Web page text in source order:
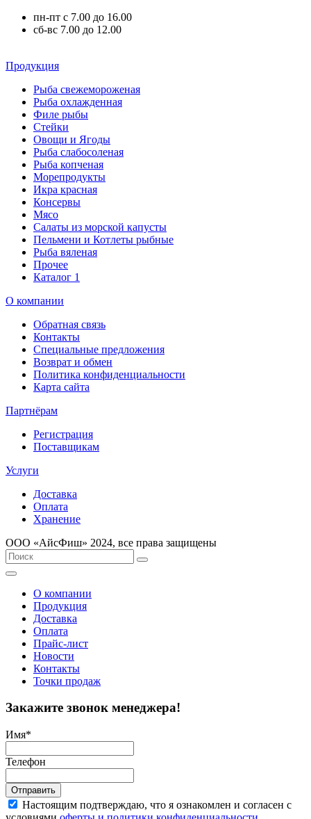
пн-пт с 7.00 до 16.00
сб-вс 7.00 до 12.00
Продукция
Рыба свежемороженая
Рыба охлажденная
Филе рыбы
Стейки
Овощи и Ягоды
Рыба слабосоленая
Рыба копченая
Морепродукты
Икра красная
Консервы
Мясо
Салаты из морской капусты
Пельмени и Котлеты рыбные
Рыба вяленая
Прочее
Каталог 1
О компании
Обратная связь
Контакты
Специальные предложения
Возврат и обмен
Политика конфиденциальности
Карта сайта
Партнёрам
Регистрация
Поставщикам
Услуги
Доставка
Оплата
Хранение
ООО «AйсФиш» 2024, все права защищены
О компании
Продукция
Доставка
Оплата
Прайс-лист
Новости
Контакты
Точки продаж
Закажите звонок менеджера!
Имя*
Телефон
Отправить
Настоящим подтверждаю, что я ознакомлен и согласен с